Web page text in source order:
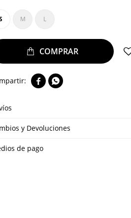
M L
 
y Devoluciones
de pago